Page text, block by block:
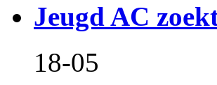
Jeugd AC
18-05